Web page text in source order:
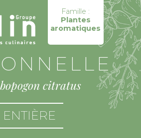
Famille :
Plantes
aromatiques
citratus
ENTIÈRE